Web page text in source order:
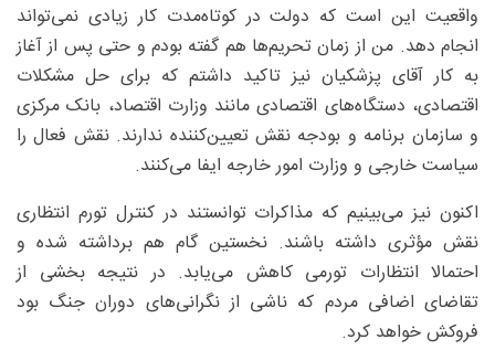
واقعیت این است که دولت در کوتاه‌مدت کار زیادی نمی‌تواند
انجام دهد. من از زمان تحریم‌ها هم گفته بودم و حتی پس از آغاز
به کار آقای پزشکیان نیز تاکید داشتم که برای حل مشکلات
اقتصادی، دستگاه‌های اقتصادی مانند وزارت اقتصاد، بانک مرکزی
و سازمان برنامه و بودجه نقش تعیین‌کننده ندارند. نقش فعال را
سیاست خارجی و وزارت امور خارجه ایفا می‌کنند.
اکنون نیز می‌بینیم که مذاکرات توانستند در کنترل تورم انتظاری
نقش مؤثری داشته باشند. نخستین گام هم برداشته شده و
احتمالا انتظارات تورمی کاهش می‌یابد. در نتیجه بخشی از
تقاضای اضافی مردم که ناشی از نگرانی‌های دوران جنگ بود
فروکش خواهد کرد.